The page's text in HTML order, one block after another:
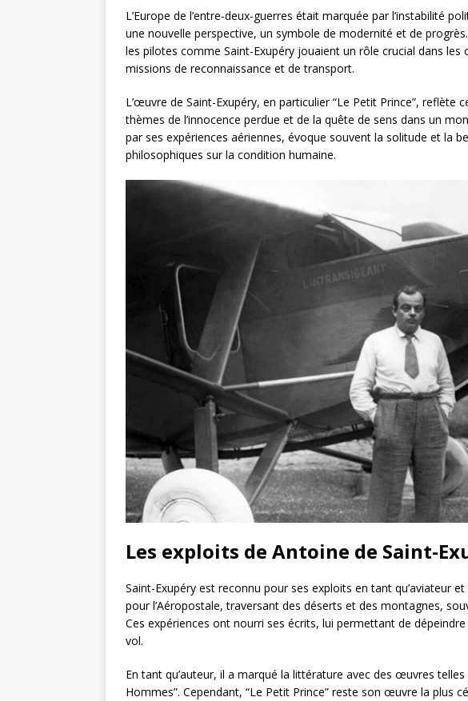
L’Europe de l’entre-deux-guerres était marquée par l’instabilité
une nouvelle perspective, un symbole de modernité et de
les pilotes comme Saint-Exupéry jouaient un rôle crucial dans
missions de reconnaissance et de transport.
L’œuvre de Saint-Exupéry, en particulier “Le Petit Prince”, reflète
thèmes de l’innocence perdue et de la quête de sens dans un
par ses expériences aériennes, évoque souvent la solitude et la
philosophiques sur la condition humaine.
Les exploits de Antoine de Saint-
Saint-Exupéry est reconnu pour ses exploits en tant qu’aviateur
pour l’Aéropostale, traversant des déserts et des montagnes,
Ces expériences ont nourri ses écrits, lui permettant de
vol.
En tant qu’auteur, il a marqué la littérature avec des œuvres telles
Hommes”. Cependant, “Le Petit Prince” reste son œuvre la plus